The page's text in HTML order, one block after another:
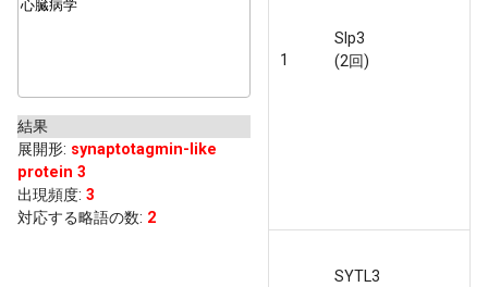
結果
展開形: synaptotagmin-like
protein 3
出現頻度: 3
対応する略語の数: 2
1
Slp3
(2回)
SYTL3